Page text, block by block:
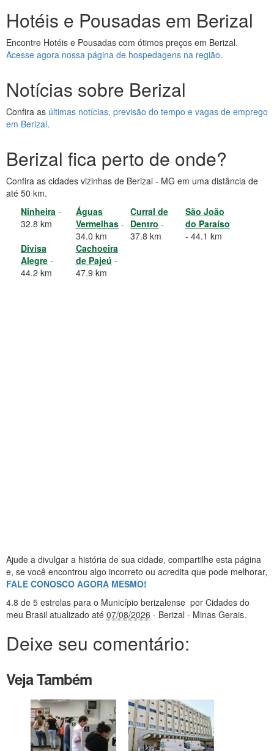
Hotéis e Pousadas em Berizal
Encontre Hotéis e Pousadas com ótimos preços em Berizal.
Acesse agora nossa página de hospedagens na região.
Notícias sobre Berizal
Confira as últimas notícias, previsão do tempo e vagas de emprego
em Berizal.
Berizal fica perto de onde?
Confira as cidades vizinhas de Berizal - MG em uma distância de
até 50 km.
Ninheira -
32.8 km
Águas
Vermelhas-
34.0 km
Curral de
Dentro -
37.8 km
São João
do Paraíso
- 44.1 km
Divisa
Alegre -
44.2 km
Cachoeira
de Pajeú -
47.9 km
Ajude a divulgar a história de sua cidade, compartilhe esta página
e, se você encontrou algo incorreto ou acredita que pode melhorar,
FALE CONOSCO AGORA MESMO!
4.8 de 5 estrelas para o Município berizalense por Cidades do
meu Brasil atualizado até 07/08/2026 - Berizal - Minas Gerais.
Deixe seu comentário:
Veja Também